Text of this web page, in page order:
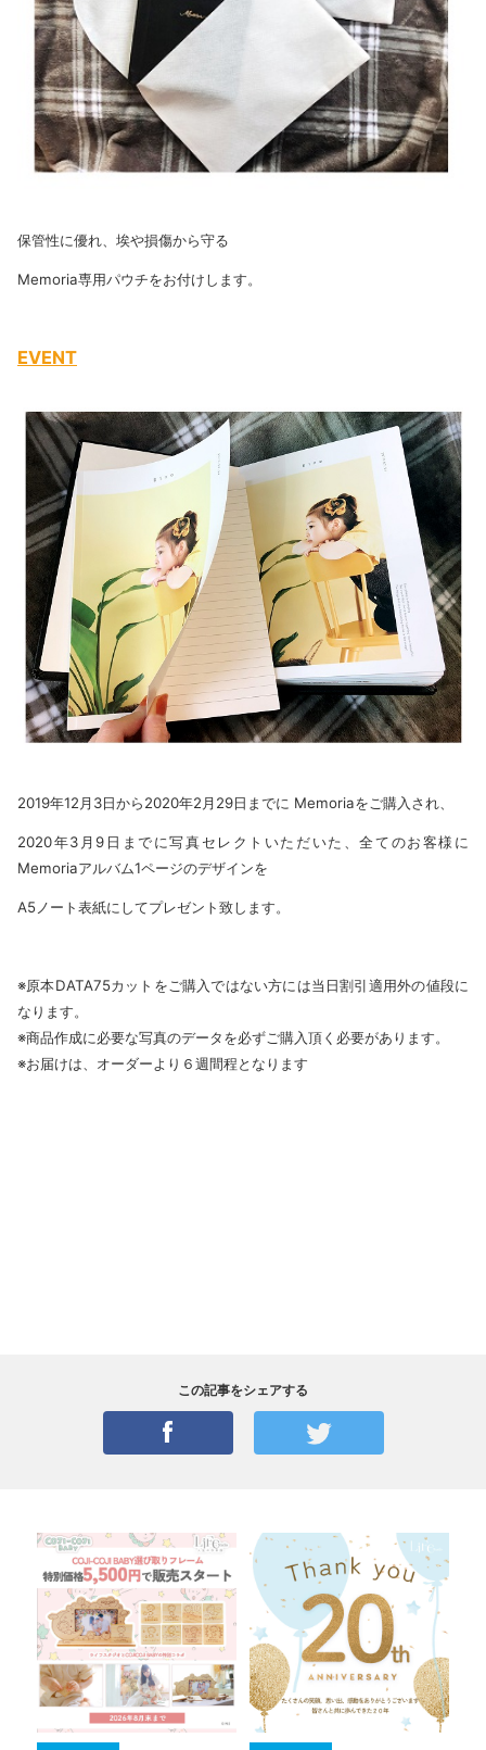
保管性に優れ、埃や損傷から守る
Memoria専用パウチをお付けします。
EVENT
2019年12月3日から2020年2月29日までに Memoriaをご購入され、
2020年3月9日までに写真セレクトいただいた、全てのお客様に
Memoriaアルバム1ページのデザインを
A5ノート表紙にしてプレゼント致します。
※原本DATA75カットをご購入ではない方には当日割引適用外の値段に
なります。
※商品作成に必要な写真のデータを必ずご購入頂く必要があります。
※お届けは、オーダーより６週間程となります
この記事をシェアする